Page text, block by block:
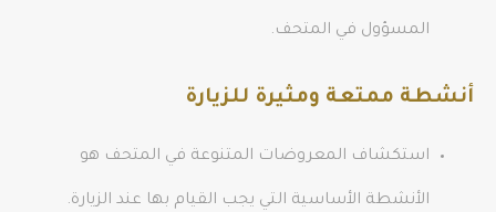
المسؤول في المتحف.
أنشطة ممتعة ومثيرة للزيارة
استكشاف المعروضات المتنوعة في المتحف هو
الأنشطة الأساسية التي يجب القيام بها عند الزيارة.